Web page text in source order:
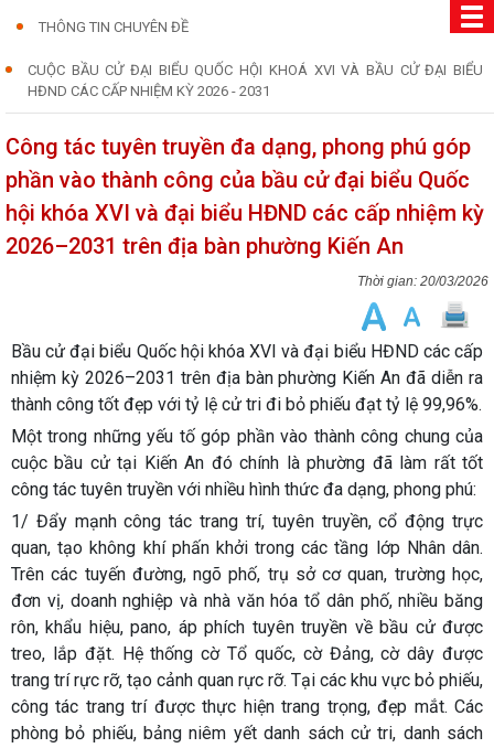
THÔNG TIN CHUYÊN ĐỀ
CUỘC BẦU CỬ ĐẠI BIỂU QUỐC HỘI KHOÁ XVI VÀ BẦU CỬ ĐẠI BIỂU
HĐND CÁC CẤP NHIỆM KỲ 2026 - 2031
Công tác tuyên truyền đa dạng, phong phú góp
phần vào thành công của bầu cử đại biểu Quốc
hội khóa XVI và đại biểu HĐND các cấp nhiệm kỳ
2026–2031 trên địa bàn phường Kiến An
20/03/2026
Bầu cử đại biểu Quốc hội khóa XVI và đại biểu HĐND các cấp
nhiệm kỳ 2026–2031 trên địa bàn phường Kiến An đã diễn ra
thành công tốt đẹp với tỷ lệ cử tri đi bỏ phiếu đạt tỷ lệ 99,96%.
Một trong những yếu tố góp phần vào thành công chung của
cuộc bầu cử tại Kiến An đó chính là phường đã làm rất tốt
công tác tuyên truyền với nhiều hình thức đa dạng, phong phú:
1/ Đẩy mạnh công tác trang trí, tuyên truyền, cổ động trực
quan, tạo không khí phấn khởi trong các tầng lớp Nhân dân.
Trên các tuyến đường, ngõ phố, trụ sở cơ quan, trường học,
đơn vị, doanh nghiệp và nhà văn hóa tổ dân phố, nhiều băng
rôn, khẩu hiệu, pano, áp phích tuyên truyền về bầu cử được
treo, lắp đặt. Hệ thống cờ Tổ quốc, cờ Đảng, cờ dây được
trang trí rực rỡ, tạo cảnh quan rực rỡ. Tại các khu vực bỏ phiếu,
công tác trang trí được thực hiện trang trọng, đẹp mắt. Các
phòng bỏ phiếu, bảng niêm yết danh sách cử tri, danh sách